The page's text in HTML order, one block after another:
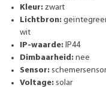
Kleur: zwart
Lichtbron:
wit
IP-waarde: IP44
Dimbaarheid: nee
Sensor: schemersensor
Voltage: solar